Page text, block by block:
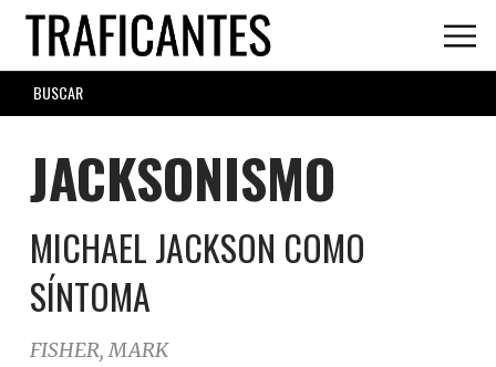
Skip
main
content
SEARCH
FORM
JACKSONISMO
MICHAEL JACKSON COMO
SÍNTOMA
FISHER, MARK